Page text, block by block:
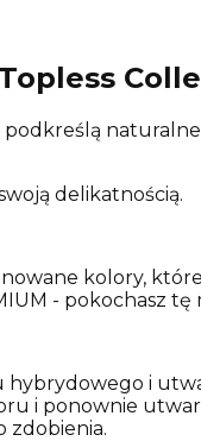
delikatnością.
kolory,
- pokochasz tę
hybrydowego i
i ponownie
zdobienia.